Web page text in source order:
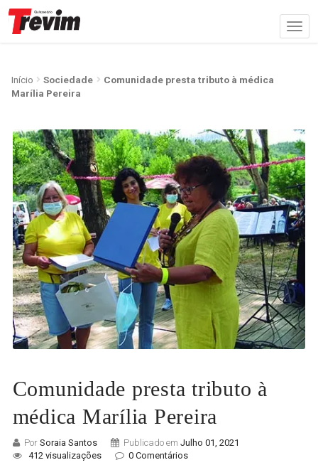
Início Sociedade
Comunidade presta tributo à médica
Marília Pereira
Comunidade presta tributo à
médica Marília Pereira
Por Soraia Santos Publicado em Julho 01, 2021
412 visualizações
0 Comentários